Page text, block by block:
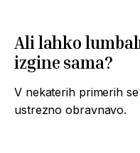
Ali lahko
izgine sama?
V nekaterih primerih
ustrezno obravnavo.